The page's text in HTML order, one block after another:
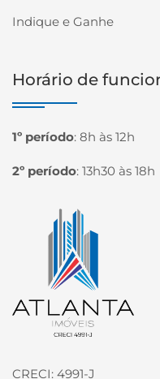
Indique e Ganhe
Horário de
1º período: 8h às 12h
2º período: 13h30 às 18h
Página inicial
CRECI: 4991-J